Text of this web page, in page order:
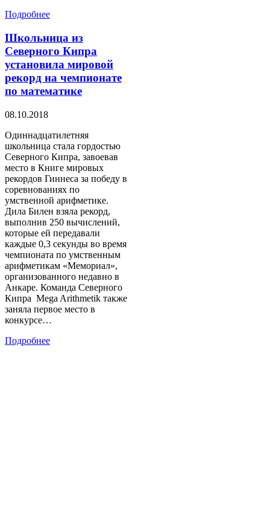
Подробнее
Школьница из
Северного Кипра
установила мировой
рекорд на чемпионате
по математике
08.10.2018
Одиннадцатилетняя
школьница стала гордостью
Северного Кипра, завоевав
место в Книге мировых
рекордов Гиннеса за победу в
соревнованиях по
умственной арифметике.
Дила Билен взяла рекорд,
выполнив 250 вычислений,
которые ей передавали
каждые 0,3 секунды во время
чемпионата по умственным
арифметикам «Мемориал»,
организованного недавно в
Анкаре. Команда Северного
Кипра Mega Arithmetik также
заняла первое место в
конкурсе…
Подробнее